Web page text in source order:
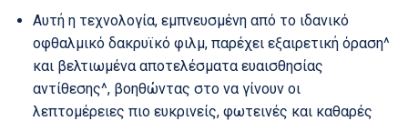
Αυτή η τεχνολογία, εμπνευσμένη από το ιδανικό
οφθαλμικό δακρυϊκό φιλμ, παρέχει εξαιρετική όραση^
και βελτιωμένα αποτελέσματα ευαισθησίας
αντίθεσης^, βοηθώντας στο να γίνουν οι
λεπτομέρειες πιο ευκρινείς, φωτεινές και καθαρές